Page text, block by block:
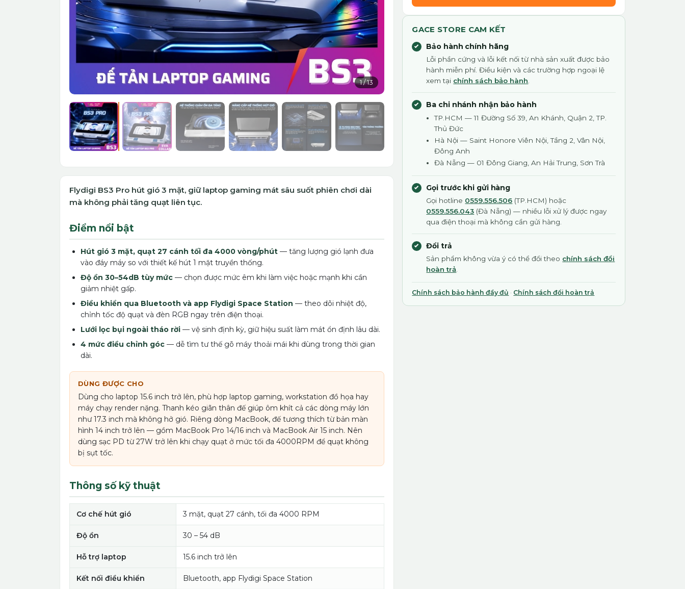
1/13
GACE STORE CAM KẾT
Bảo hành chính hãng
Lỗi phần cứng và lỗi kết nối từ nhà sản xuất được bảo
hành miễn phí. Điều kiện và các trường hợp ngoại lệ
xem tại chính sách bảo hành
Ba chi nhánh nhận bảo hành
TP.HCM — 11 Đường Số 39, An Khánh, Quận 2, TP.
Thủ Đức
Hà Nội — Saint Honore Viên Nội, Tầng 2, Vân Nội,
Đông Anh
Đà Nẵng — 01 Đông Giang, An Hải Trung, Sơn Trà
Gọi trước khi gửi hàng
Gọi hotline 0559.556.506 (TP.HCM) hoặc
0559.556.043 (Đà Nẵng) — nhiều lỗi xử lý được ngay
qua điện thoại mà không cần gửi hàng.
Đổi trả
Sản phẩm không vừa ý có thể đổi theo chính sách đổi
hoàn trả
Chính sách bảo hành đầy đủ · Chính sách đổi hoàn trả
Flydigi BS3 Pro hút gió 3 mặt, giữ laptop gaming mát sâu suốt phiên chơi dài
mà không phải tăng quạt liên tục.
Điểm nổi bật
Hút gió 3 mặt, quạt 27 cánh tối đa 4000 vòng/phút — tăng lượng gió lạnh đưa
vào đáy máy so với thiết kế hút 1 mặt truyền thống.
Độ ồn 30–54dB tùy mức — chọn được mức êm khi làm việc hoặc mạnh khi cần
giảm nhiệt gấp.
Điều khiển qua Bluetooth và app Flydigi Space Station — theo dõi nhiệt độ,
chỉnh tốc độ quạt và đèn RGB ngay trên điện thoại.
Lưới lọc bụi ngoài tháo rời — vệ sinh định kỳ, giữ hiệu suất làm mát ổn định lâu dài.
4 mức điều chỉnh góc — dễ tìm tư thế gõ máy thoải mái khi dùng trong thời gian
dài.
DÙNG ĐƯỢC CHO
Dùng cho laptop 15.6 inch trở lên, phù hợp laptop gaming, workstation đồ họa hay
máy chạy render nặng. Thanh kéo giãn thân đế giúp ôm khít cả các dòng máy lớn
như 17.3 inch mà không hở gió. Riêng dòng MacBook, đế tương thích từ bản màn
hình 14 inch trở lên — gồm MacBook Pro 14/16 inch và MacBook Air 15 inch. Nên
dùng sạc PD từ 27W trở lên khi chạy quạt ở mức tối đa 4000RPM để quạt không
bị sụt tốc.
Thông số kỹ thuật
Cơ chế hút gió 3 mặt, quạt 27 cánh, tối đa 4000 RPM
Độ ồn 30 – 54 dB
Hỗ trợ laptop 15.6 inch trở lên
Kết nối điều khiển Bluetooth, app Flydigi Space Station